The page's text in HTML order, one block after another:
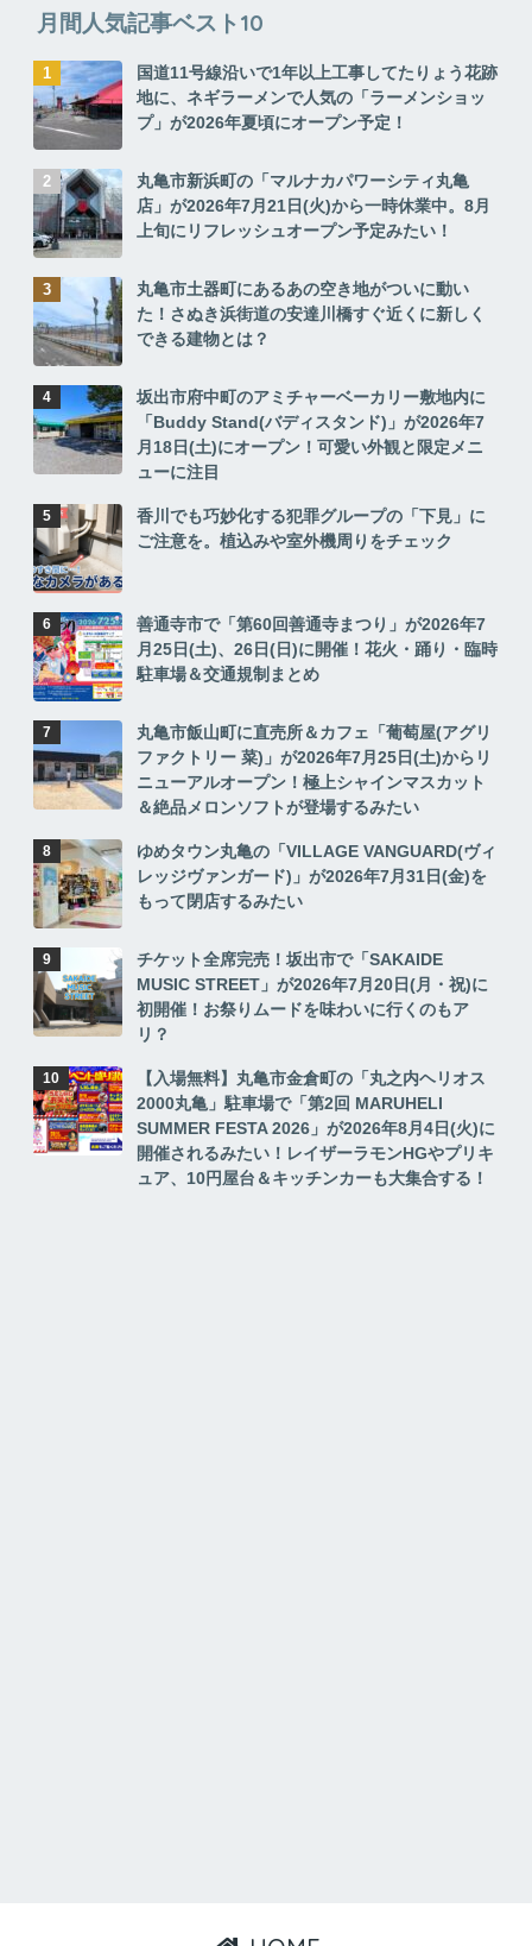
月間人気記事ベスト10
国道11号線沿いで1年以上工事してたりょう花跡
地に、ネギラーメンで人気の「ラーメンショッ
プ」が2026年夏頃にオープン予定！
丸亀市新浜町の「マルナカパワーシティ丸亀
店」が2026年7月21日(火)から一時休業中。8月
上旬にリフレッシュオープン予定みたい！
丸亀市土器町にあるあの空き地がついに動い
た！さぬき浜街道の安達川橋すぐ近くに新しく
できる建物とは？
坂出市府中町のアミチャーベーカリー敷地内に
「Buddy Stand(バディスタンド)」が2026年7
月18日(土)にオープン！可愛い外観と限定メニ
ューに注目
香川でも巧妙化する犯罪グループの「下見」に
ご注意を。植込みや室外機周りをチェック
善通寺市で「第60回善通寺まつり」が2026年7
月25日(土)、26日(日)に開催！花火・踊り・臨時
駐車場＆交通規制まとめ
丸亀市飯山町に直売所＆カフェ「葡萄屋(アグリ
ファクトリー 菜)」が2026年7月25日(土)からリ
ニューアルオープン！極上シャインマスカット
＆絶品メロンソフトが登場するみたい
ゆめタウン丸亀の「VILLAGE VANGUARD(ヴィ
レッジヴァンガード)」が2026年7月31日(金)を
もって閉店するみたい
チケット全席完売！坂出市で「SAKAIDE
MUSIC STREET」が2026年7月20日(月・祝)に
初開催！お祭りムードを味わいに行くのもア
リ？
【入場無料】丸亀市金倉町の「丸之内ヘリオス
2000丸亀」駐車場で「第2回 MARUHELI
SUMMER FESTA 2026」が2026年8月4日(火)に
開催されるみたい！レイザーラモンHGやプリキ
ュア、10円屋台＆キッチンカーも大集合する！